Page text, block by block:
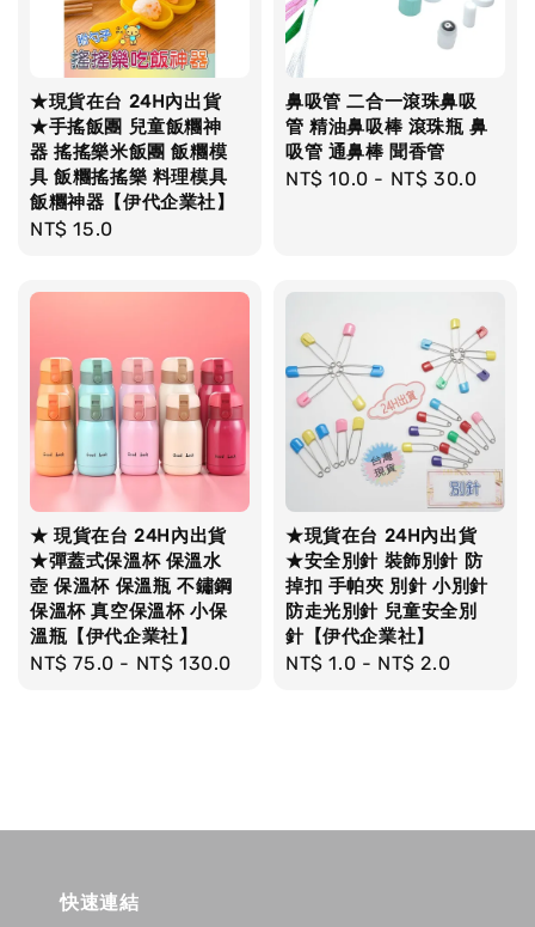
★現貨在台 24H內出貨
★手搖飯團 兒童飯糰神
器 搖搖樂米飯團 飯糰模
具 飯糰搖搖樂 料理模具
飯糰神器【伊代企業社】
Regular
NT$ 15.0
鼻吸管 二合一滾珠鼻吸
管 精油鼻吸棒 滾珠瓶 鼻
吸管 通鼻棒 聞香管
Regular
NT$ 10.0 - NT$ 30.0
★ 現貨在台 24H內出貨
★彈蓋式保溫杯 保溫水
壺 保溫杯 保溫瓶 不鏽鋼
保溫杯 真空保溫杯 小保
溫瓶【伊代企業社】
Regular
NT$ 75.0 - NT$ 130.0
★現貨在台 24H內出貨
★安全別針 裝飾別針 防
掉扣 手帕夾 別針 小別針
防走光別針 兒童安全別
針【伊代企業社】
Regular
NT$ 1.0 - NT$ 2.0
快速連結